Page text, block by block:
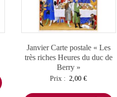
Janvier Carte postale « Les
très riches Heures du duc de
Berry »
Prix : 2,00€